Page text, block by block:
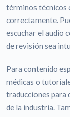
términos técnicos
correctamente.
escuchar el audio
de revisión sea
Para contenido
médicas o
traducciones para
de la industria.